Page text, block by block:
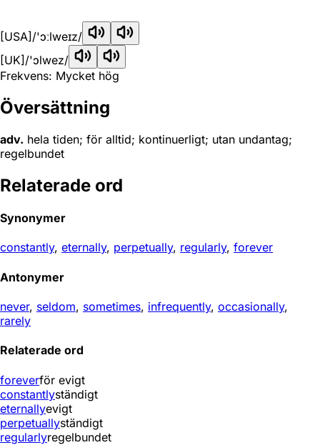
[USA] /'ɔːlweɪz/
[UK] /'ɔlwez/
Frekvens: Mycket hög
Översättning
adv. hela tiden; för alltid; kontinuerligt; utan undantag;
regelbundet
Relaterade ord
Synonymer
constantly, eternally, perpetually, regularly, forever
Antonymer
never, seldom, sometimes, infrequently, occasionally,
rarely
Relaterade ord
foreverför evigt
constantlyständigt
eternallyevigt
perpetuallyständigt
regularlyregelbundet